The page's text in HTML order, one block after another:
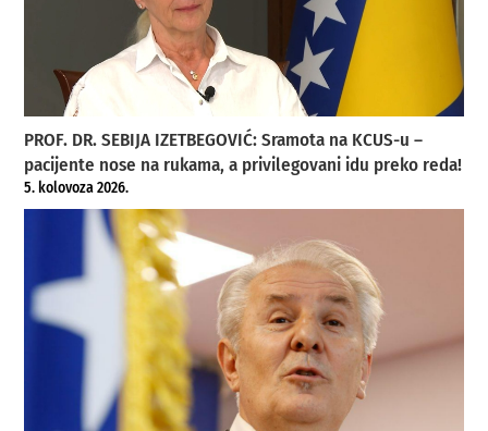
PROF. DR. SEBIJA IZETBEGOVIĆ: Sramota na KCUS-u –
pacijente nose na rukama, a privilegovani idu preko reda!
5. kolovoza 2026.